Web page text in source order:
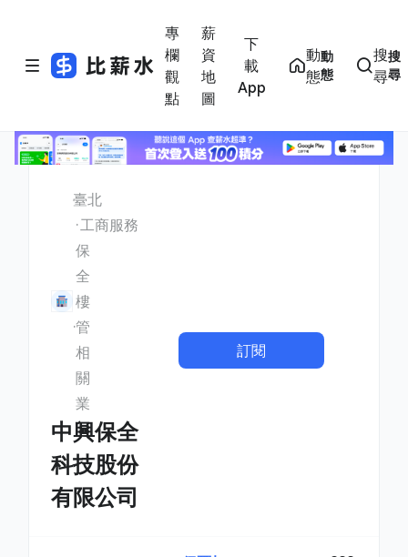
專
欄
觀
點
薪
資
地
圖
下
載
App
動
態
動
態
搜
尋
搜
尋
臺北
工商服務
保
全
樓
管
相
關
業
中興保全
科技股份
有限公司
訂閱